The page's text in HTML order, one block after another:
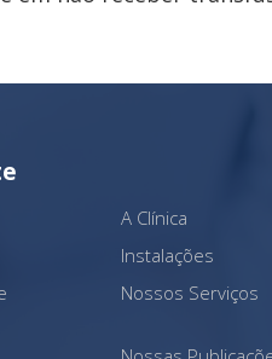
A Clínica
Instalações
Nossos Serviços